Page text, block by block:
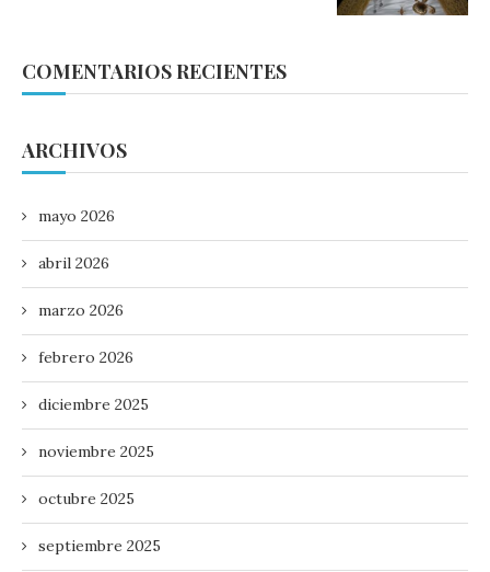
COMENTARIOS RECIENTES
ARCHIVOS
mayo 2026
abril 2026
marzo 2026
febrero 2026
diciembre 2025
noviembre 2025
octubre 2025
septiembre 2025